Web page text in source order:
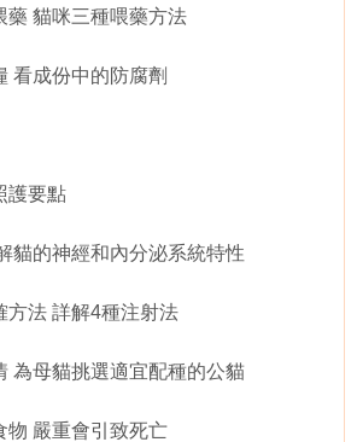
藥 貓咪三種喂藥方法
看成份中的防腐劑
護要點
貓的神經和內分泌系統特性
方法 詳解4種注射法
為母貓挑選適宜配種的公貓
物 嚴重會引致死亡